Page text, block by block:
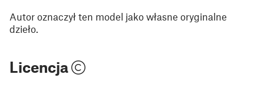
Autor oznaczył ten model jako własne oryginalne
dzieło.
Licencja